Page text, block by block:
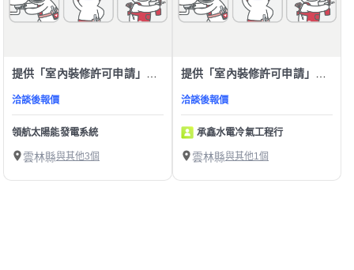
洽談後報價
領航太陽能發電系統
雲林縣與其他3個
洽談後報價
承鑫水電冷氣工程行
雲林縣與其他1個